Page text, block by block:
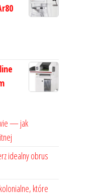
— jak
idealny obrus
które